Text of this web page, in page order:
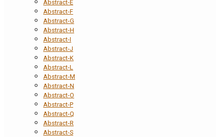
Abstract-E
Abstract-F
Abstract-G
Abstract-H
Abstract-I
Abstract-J
Abstract-K
Abstract-L
Abstract-M
Abstract-N
Abstract-O
Abstract-P
Abstract-Q
Abstract-R
Abstract-S